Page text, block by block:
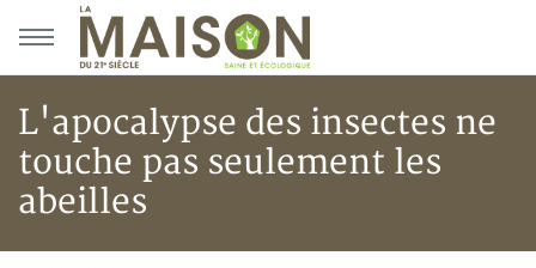
Aller au menu principal
Aller au contenu principal
L'apocalypse des insectes ne
touche pas seulement les
abeilles